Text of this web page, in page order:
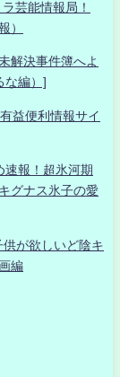
芸能情報局！
）
解決事件簿へよ
な編）]
益便利情報サイ
速報！超氷河期
グナス氷子の愛
が欲しいど陰キ
編